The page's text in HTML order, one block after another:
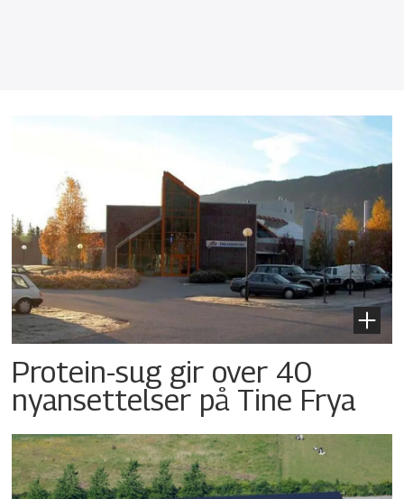
Protein-sug gir over 40
nyansettelser på Tine Frya